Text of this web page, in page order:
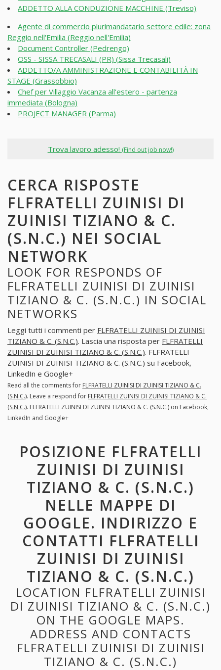
ADDETTO ALLA CONDUZIONE MACCHINE (Treviso)
Agente di commercio plurimandatario settore edile: zona
Reggio nell'Emilia (Reggio nell'Emilia)
Document Controller (Pedrengo)
OSS - SISSA TRECASALI (PR) (Sissa Trecasali)
ADDETTO/A AMMINISTRAZIONE E CONTABILITÀ IN
STAGE (Grassobbio)
Chef per Villaggio Vacanza all'estero - partenza
immediata (Bologna)
PROJECT MANAGER (Parma)
Trova lavoro adesso! (Find out job now!)
CERCA RISPOSTE
FLFRATELLI ZUINISI DI
ZUINISI TIZIANO & C.
(S.N.C.) NEI SOCIAL
NETWORK
LOOK FOR RESPONDS OF
FLFRATELLI ZUINISI DI ZUINISI
TIZIANO & C. (S.N.C.) IN SOCIAL
NETWORKS
Leggi tutti i commenti per FLFRATELLI ZUINISI DI ZUINISI
TIZIANO & C. (S.N.C.). Lascia una risposta per FLFRATELLI
ZUINISI DI ZUINISI TIZIANO & C. (S.N.C.). FLFRATELLI
ZUINISI DI ZUINISI TIZIANO & C. (S.N.C.) su Facebook,
LinkedIn e Google+
Read all the comments for FLFRATELLI ZUINISI DI ZUINISI TIZIANO & C.
(S.N.C.). Leave a respond for FLFRATELLI ZUINISI DI ZUINISI TIZIANO & C.
(S.N.C.). FLFRATELLI ZUINISI DI ZUINISI TIZIANO & C. (S.N.C.) on Facebook,
LinkedIn and Google+
POSIZIONE FLFRATELLI
ZUINISI DI ZUINISI
TIZIANO & C. (S.N.C.)
NELLE MAPPE DI
GOOGLE. INDIRIZZO E
CONTATTI FLFRATELLI
ZUINISI DI ZUINISI
TIZIANO & C. (S.N.C.)
LOCATION FLFRATELLI ZUINISI
DI ZUINISI TIZIANO & C. (S.N.C.)
ON THE GOOGLE MAPS.
ADDRESS AND CONTACTS
FLFRATELLI ZUINISI DI ZUINISI
TIZIANO & C. (S.N.C.)